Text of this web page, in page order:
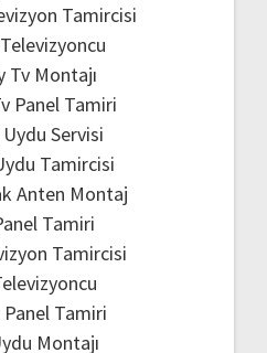
Tamircisi
Tv Montajı
Panel Tamiri
Servisi
Tamircisi
Anten Montaj
Tamiri
Tamircisi
Panel Tamiri
Montajı